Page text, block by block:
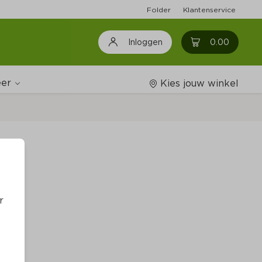
Folder Klantenservice
Inloggen 0.00 0
Kies jouw winkel